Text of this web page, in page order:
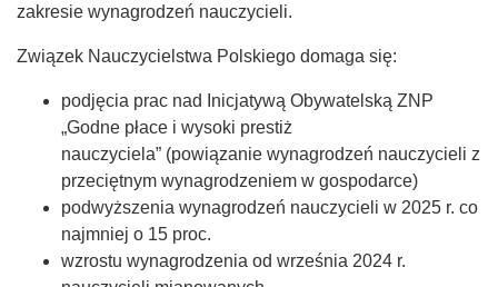
zakresie wynagrodzeń nauczycieli.
Związek Nauczycielstwa Polskiego domaga się:
podjęcia prac nad Inicjatywą Obywatelską ZNP
„Godne płace i wysoki prestiż
nauczyciela” (powiązanie wynagrodzeń nauczycieli z
przeciętnym wynagrodzeniem w gospodarce)
podwyższenia wynagrodzeń nauczycieli w 2025 r. co
najmniej o 15 proc.
wzrostu wynagrodzenia od września 2024 r.